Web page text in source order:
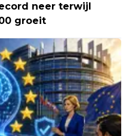
neer terwijl
groeit